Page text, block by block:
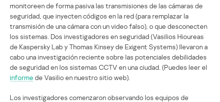
monitoreen de forma pasiva las transmisiones de las cámaras de
seguridad, que inyecten códigos en la red (para remplazar la
transmisión de una cámara con un video falso), o que desconecten
los sistemas. Dos investigadores en seguridad (Vasilios Hioureas
de Kaspersky Lab y Thomas Kinsey de Exigent Systems) llevaron a
cabo una investigación reciente sobre las potenciales debilidades
de seguridad en los sistemas CCTV en una ciudad. (Puedes leer el
informe de Vasilio en nuestro sitio web).
Los investigadores comenzaron observando los equipos de